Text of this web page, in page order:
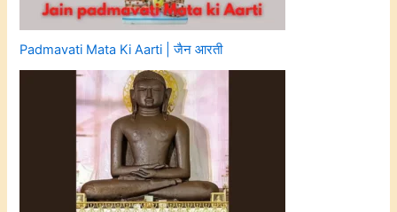
Padmavati Mata Ki Aarti | जैन आरती